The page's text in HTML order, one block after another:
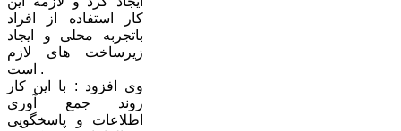
کار استفاده از افراد
باتجربه محلی و ایجاد
زیرساخت های لازم
است .
وی افزود : با این کار
روند جمع آوری
اطلاعات و پاسخگویی